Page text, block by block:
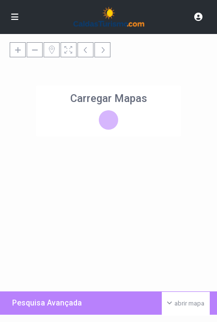
Carregar Mapas
abrir mapa
Pesquisa Avançada